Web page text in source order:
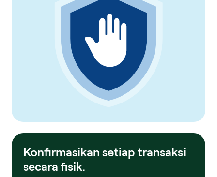
Konfirmasikan setiap transaksi
secara fisik.